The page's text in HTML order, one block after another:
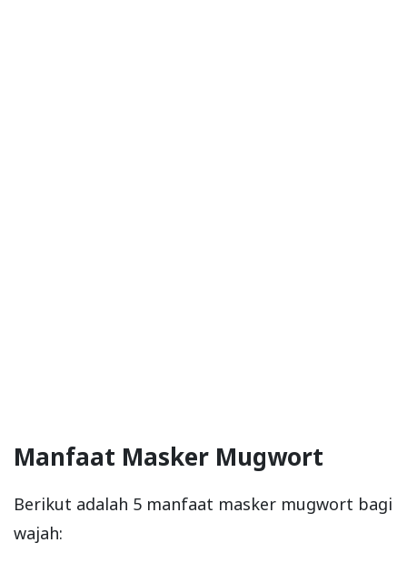
Manfaat Masker Mugwort
Berikut adalah 5 manfaat masker mugwort bagi
wajah: